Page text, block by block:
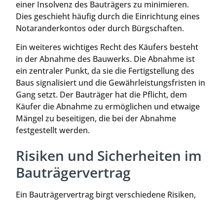
einer Insolvenz des Bauträgers zu minimieren.
Dies geschieht häufig durch die Einrichtung eines
Notaranderkontos oder durch Bürgschaften.
Ein weiteres wichtiges Recht des Käufers besteht
in der Abnahme des Bauwerks. Die Abnahme ist
ein zentraler Punkt, da sie die Fertigstellung des
Baus signalisiert und die Gewährleistungsfristen in
Gang setzt. Der Bauträger hat die Pflicht, dem
Käufer die Abnahme zu ermöglichen und etwaige
Mängel zu beseitigen, die bei der Abnahme
festgestellt werden.
Risiken und Sicherheiten im
Bauträgervertrag
Ein Bauträgervertrag birgt verschiedene Risiken,